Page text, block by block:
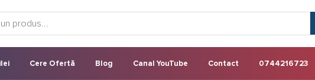
Cere Ofertă Blog Canal YouTube Contact 0744216723